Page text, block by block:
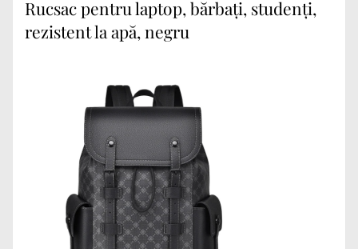
Rucsac pentru laptop, bărbați, studenți,
rezistent la apă, negru